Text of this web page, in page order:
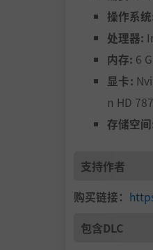
操作系
处理器:
内存: 6
显卡:
n HD
存储空
支持作者
购买链接：
包含DLC